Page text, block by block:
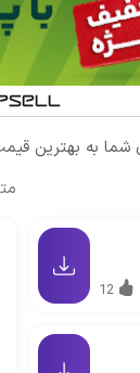
به بهترین
12